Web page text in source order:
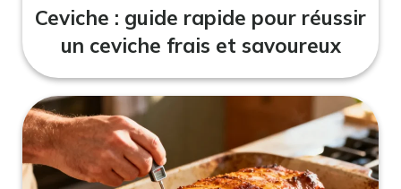
Ceviche : guide rapide pour réussir
un ceviche frais et savoureux